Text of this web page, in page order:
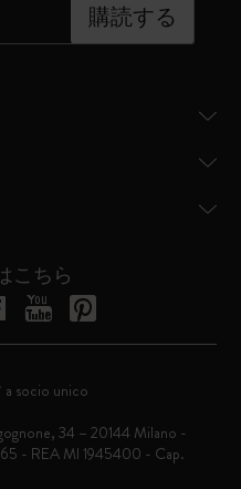
購読する
こちら
socio unico
34 – 20144 Milano -
- REA MI 1945400 - Cap.